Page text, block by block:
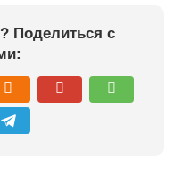
Поделиться с